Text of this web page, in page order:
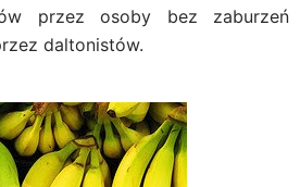
przez osoby bez zaburzeń
daltonistów.